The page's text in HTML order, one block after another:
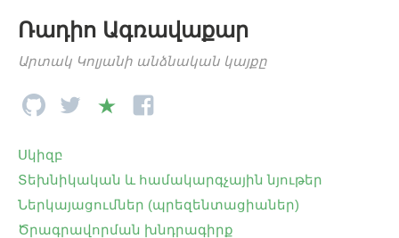
Ռադիո Ագռավաքար
Արտակ Կոլյանի անձնական կայքը
Սկիզբ
Տեխնիկական և համակարգչային նյութեր
Ներկայացումներ (պրեզենտացիաներ)
Ծրագրավորման խնդրագիրք